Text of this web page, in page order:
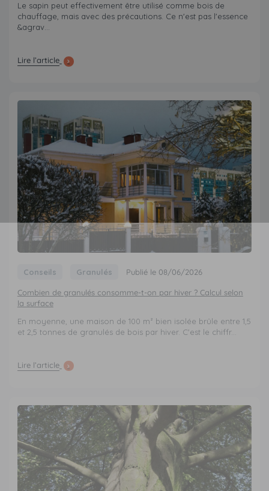
Le sapin peut effectivement être utilisé comme bois de
chauffage, mais avec des précautions. Ce n'est pas l'essence
&agrav...
Lire l’article
Conseils Granulés Publié le 08/06/2026
Combien de granulés consomme-t-on par hiver ? Calcul selon
la surface
En moyenne, une maison de 100 m² bien isolée brûle entre 1,5
et 2,5 tonnes de granulés de bois par hiver. C'est le chiffr...
Lire l’article